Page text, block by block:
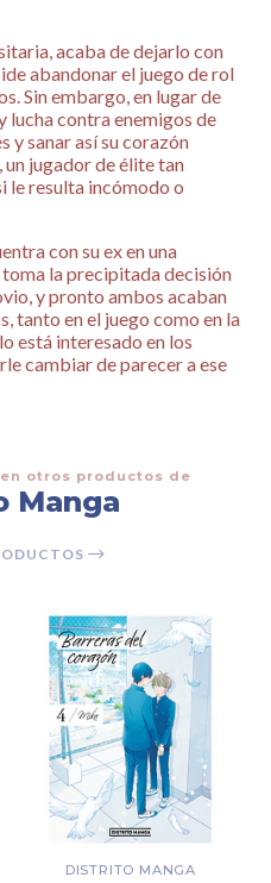
acaba de dejarlo con
abandonar el juego de rol
Sin embargo, en lugar de
lucha contra enemigos de
y sanar así su corazón
un jugador de élite tan
le resulta incómodo o
con su ex en una
la precipitada decisión
y pronto ambos acaban
tanto en el juego como en la
está interesado en los
cambiar de parecer a ese
otros productos de
Manga
DISTRITO MANGA